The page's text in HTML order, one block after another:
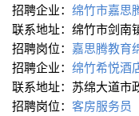
招聘企业： 绵竹市嘉思
联系地址：绵竹市剑南
招聘岗位： 嘉思腾教育
招聘企业： 绵竹希悦酒
联系地址：苏绵大道市
招聘岗位： 客房服务员